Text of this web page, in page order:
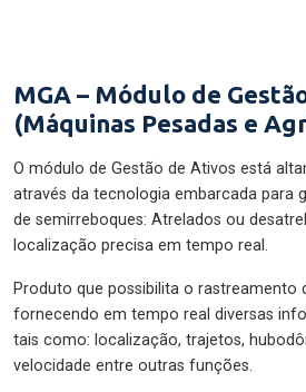
MGA – Módulo de
(Máquinas Pesadas e
O módulo de Gestão de Ativos está
através da tecnologia embarcada para
de semirreboques: Atrelados ou
localização precisa em tempo real.
Produto que possibilita o rastreamento
fornecendo em tempo real diversas
tais como: localização, trajetos,
velocidade entre outras funções.